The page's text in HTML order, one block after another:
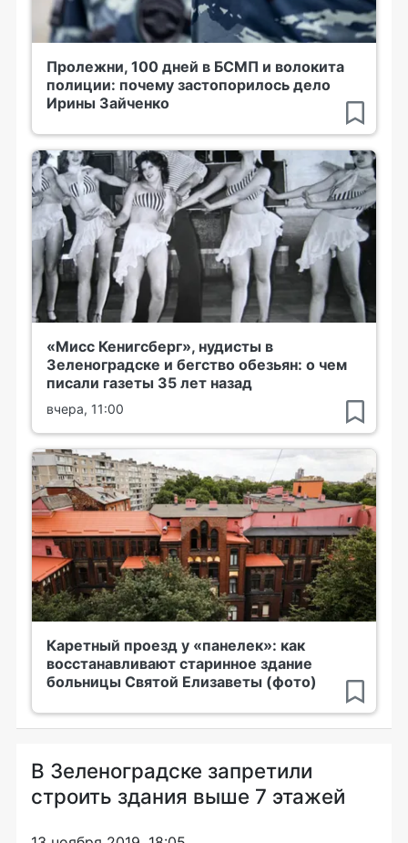
Пролежни, 100 дней в БСМП и волокита
полиции: почему застопорилось дело
Ирины Зайченко
«Мисс Кенигсберг», нудисты в
Зеленоградске и бегство обезьян: о чем
писали газеты 35 лет назад
вчера, 11:00
Каретный проезд у «панелек»: как
восстанавливают старинное здание
больницы Святой Елизаветы (фото)
В Зеленоградске запретили
строить здания выше 7 этажей